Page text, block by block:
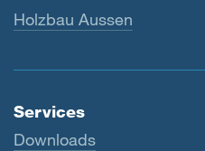
Holzbau Aussen
Services
Downloads